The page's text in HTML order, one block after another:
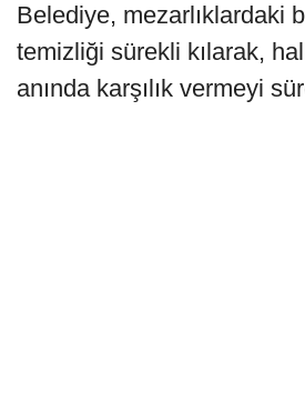
Belediye, mezarlıklardaki
temizliği sürekli kılarak,
anında karşılık vermeyi